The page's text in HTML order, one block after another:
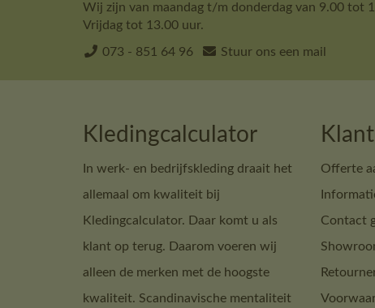
Wij zijn van maandag t/m donderdag van 9.00 tot
Vrijdag tot 13.00 uur.
073 - 851 64 96 Stuur ons een mail
Kledingcalculator
In werk- en bedrijfskleding draait het
allemaal om kwaliteit bij
Kledingcalculator. Daar komt u als
klant op terug. Daarom voeren wij
alleen de merken met de hoogste
kwaliteit. Scandinavische mentaliteit
Offerte
Contact